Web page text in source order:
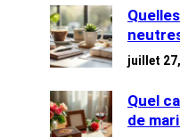
juillet
Quel
de